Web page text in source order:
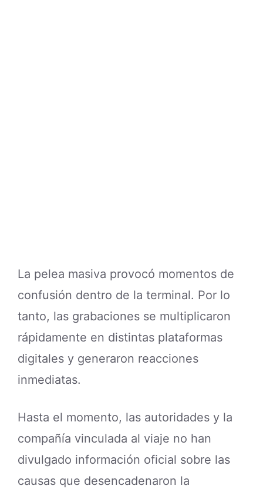
La pelea masiva provocó momentos de
confusión dentro de la terminal. Por lo
tanto, las grabaciones se multiplicaron
rápidamente en distintas plataformas
digitales y generaron reacciones
inmediatas.
Hasta el momento, las autoridades y la
compañía vinculada al viaje no han
divulgado información oficial sobre las
causas que desencadenaron la